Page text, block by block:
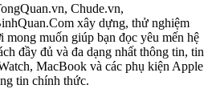
Chude.vn,
xây dựng, thử nghiệm
muốn giúp bạn đọc yêu mến hệ
đầy đủ và đa dạng nhất thông tin, tin
MacBook và các phụ kiện Apple
tin chính thức.